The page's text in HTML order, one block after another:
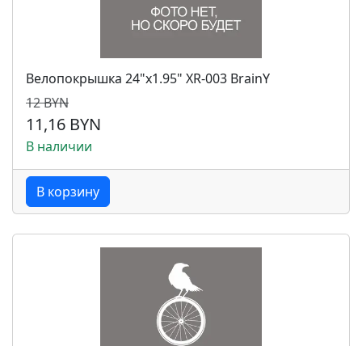
Велопокрышка 24"x1.95" XR-003 BrainY
12 BYN
11,16 BYN
В наличии
В корзину